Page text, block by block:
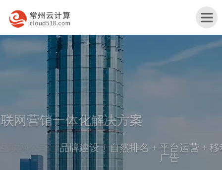
江
品
镇
行
江
镇
企业互联网营销一体化解决方案
品牌建设 + 自然排名 + 平台运营 + 移动营销 + 效果
广告